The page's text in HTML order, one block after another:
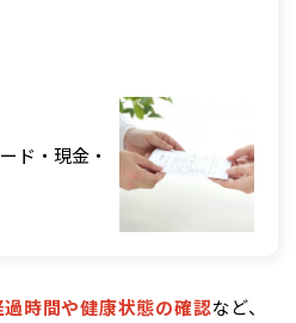
ド・現金・
時間や健康状態の確認など、